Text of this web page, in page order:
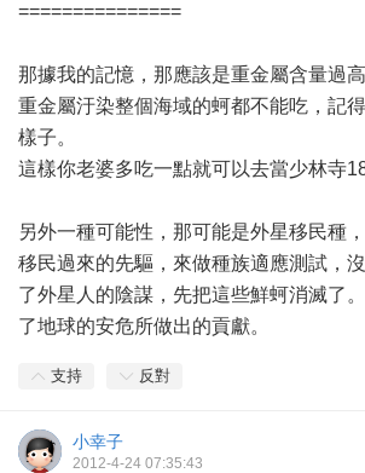
===============
那據我的記憶，那應該是重金屬含量過
重金屬汙染整個海域的蚵都不能吃，記
樣子。
這樣你老婆多吃一點就可以去當少林寺18
另外一種可能性，那可能是外星移民種
移民過來的先驅，來做種族適應測試，
了外星人的陰謀，先把這些鮮蚵消滅了
了地球的安危所做出的貢獻。
支持 反對
小幸子
2012-4-24 07:35:43